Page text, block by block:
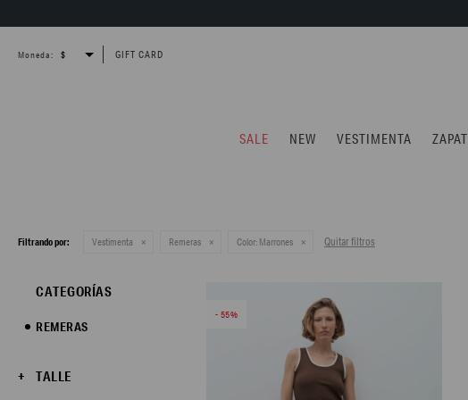
SALE NEW VESTIMENTA
Moneda: GIFT CARD
Filtrando por: Vestimenta Remeras Color: Marrones Quitar filtros
55
CATEGORÍAS
REMERAS
TALLE